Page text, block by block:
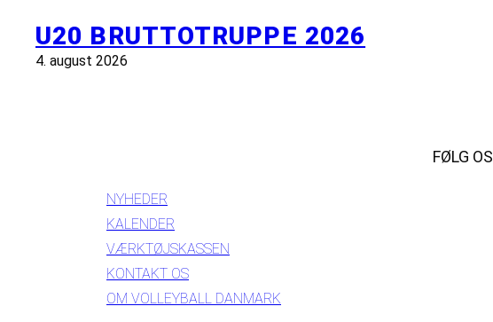
U20 BRUTTOTRUPPE 2026
4. august 2026
NYHEDER
KALENDER
VÆRKTØJSKASSEN
KONTAKT OS
OM VOLLEYBALL DANMARK
FØLG OS